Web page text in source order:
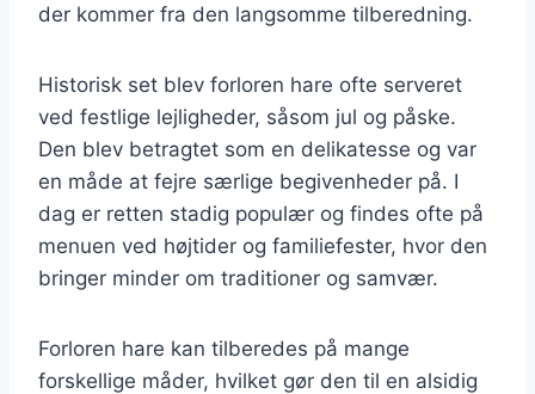
der kommer fra den langsomme tilberedning.
Historisk set blev forloren hare ofte serveret
ved festlige lejligheder, såsom jul og påske.
Den blev betragtet som en delikatesse og var
en måde at fejre særlige begivenheder på. I
dag er retten stadig populær og findes ofte på
menuen ved højtider og familiefester, hvor den
bringer minder om traditioner og samvær.
Forloren hare kan tilberedes på mange
forskellige måder, hvilket gør den til en alsidig